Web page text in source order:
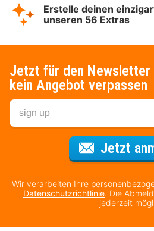
Erstelle deinen
unseren 56 Extras
Jetzt für den Newsletter
kein Angebot verpassen
Jetzt
Wir verarbeiten Ihre
Datenschutzrichtlinie. Die
jederzeit